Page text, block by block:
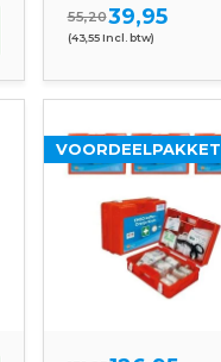
55,2039,95
(43,55 Incl. btw)
VOORDEELPAKKET